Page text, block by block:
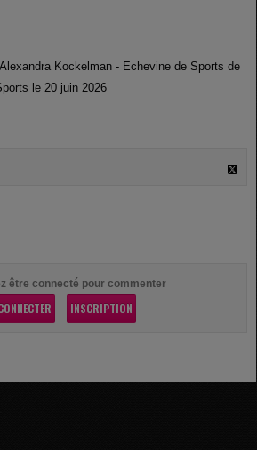
Kockelman - Echevine de Sports de
le 20 juin 2026
être connecté pour commenter
INSCRIPTION